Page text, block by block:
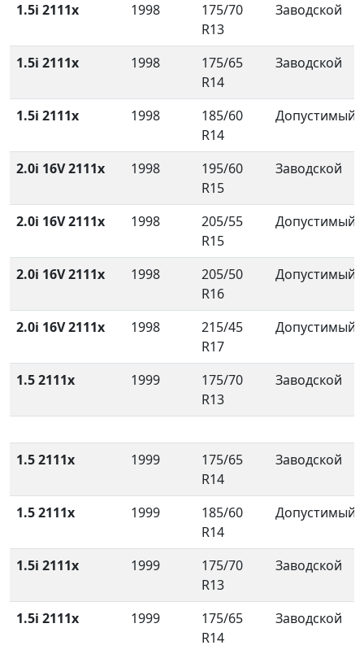
1.5i 2111x 1998
175/70
R13
Заводской
1.5i 2111x 1998
175/65
R14
Заводской
1.5i 2111x 1998
185/60
R14
Допустимый
2.0i 16V 2111x 1998
195/60
R15
Заводской
2.0i 16V 2111x 1998
205/55
R15
Допустимый
2.0i 16V 2111x 1998
205/50
R16
Допустимый
2.0i 16V 2111x 1998
215/45
R17
Допустимый
1.5 2111x 1999
175/70
R13
Заводской
1.5 2111x 1999
175/65
R14
Заводской
1.5 2111x 1999
185/60
R14
Допустимый
1.5i 2111x 1999
175/70
R13
Заводской
1.5i 2111x 1999
175/65
R14
Заводской